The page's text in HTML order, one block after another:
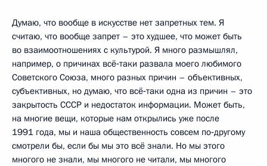
Думаю, что вообще в искусстве нет запретных тем. Я
считаю, что вообще запрет – это худшее, что может быть
во взаимоотношениях с культурой. Я много размышлял,
например, о причинах всё‑таки развала моего любимого
Советского Союза, много разных причин – объективных,
субъективных, но думаю, что всё‑таки одна из причин – это
закрытость СССР и недостаток информации. Может быть,
на многие вещи, которые нам открылись уже после
1991 года, мы и наша общественность совсем по‑другому
смотрели бы, если бы мы это всё знали. Но мы этого
многого не знали, мы многого не читали, мы многого